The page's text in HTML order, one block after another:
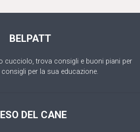
BELPATT
cucciolo, trova consigli e buoni piani per
consigli per la sua educazione.
DEL CANE